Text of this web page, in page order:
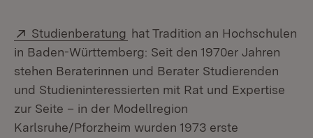
Extern:
Studienberatung (Öffnet in neuem Fenster)
hat Tradition an Hochschulen
in Baden-Württemberg: Seit den 1970er Jahren
stehen Beraterinnen und Berater Studierenden
und Studieninteressierten mit Rat und Expertise
zur Seite – in der Modellregion
Karlsruhe/Pforzheim wurden 1973 erste